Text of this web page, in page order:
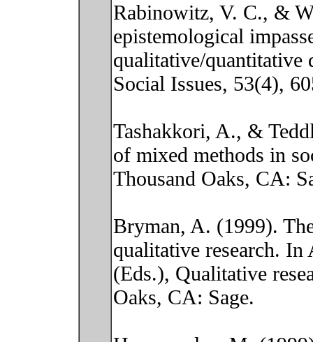
Rabinowitz, V. C., &
epistemological
qualitative/quantitative
Social Issues, 53(4),
Tashakkori, A., &
of mixed methods in
Thousand Oaks, CA:
Bryman, A. (1999).
qualitative research.
(Eds.), Qualitative
Oaks, CA: Sage.